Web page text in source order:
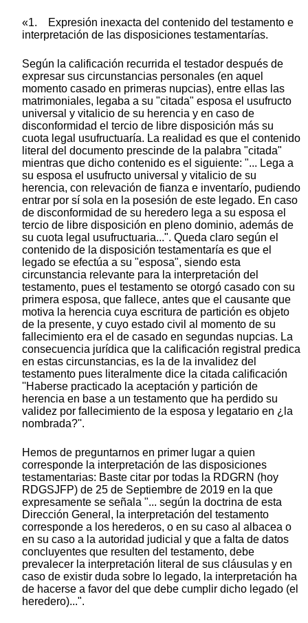
«1. Expresión inexacta del contenido del testamento e
interpretación de las disposiciones testamentarías.
Según la calificación recurrida el testador después de
expresar sus circunstancias personales (en aquel
momento casado en primeras nupcias), entre ellas las
matrimoniales, legaba a su "citada" esposa el usufructo
universal y vitalicio de su herencia y en caso de
disconformidad el tercio de libre disposición más su
cuota legal usufructuaría. La realidad es que el contenido
literal del documento prescinde de la palabra "citada"
mientras que dicho contenido es el siguiente: "... Lega a
su esposa el usufructo universal y vitalicio de su
herencia, con relevación de fianza e inventarío, pudiendo
entrar por sí sola en la posesión de este legado. En caso
de disconformidad de su heredero lega a su esposa el
tercio de libre disposición en pleno dominio, además de
su cuota legal usufructuaria...". Queda claro según el
contenido de la disposición testamentaría es que el
legado se efectúa a su "esposa", siendo esta
circunstancia relevante para la interpretación del
testamento, pues el testamento se otorgó casado con su
primera esposa, que fallece, antes que el causante que
motiva la herencia cuya escritura de partición es objeto
de la presente, y cuyo estado civil al momento de su
fallecimiento era el de casado en segundas nupcias. La
consecuencia jurídica que la calificación registral predica
en estas circunstancias, es la de la invalidez del
testamento pues literalmente dice la citada calificación
''Haberse practicado la aceptación y partición de
herencia en base a un testamento que ha perdido su
validez por fallecimiento de la esposa y legatario en ¿la
nombrada?''.
Hemos de preguntarnos en primer lugar a quien
corresponde la interpretación de las disposiciones
testamentarias: Baste citar por todas la RDGRN (hoy
RDGSJFP) de 25 de Septiembre de 2019 en la que
expresamente se señala "... según la doctrina de esta
Dirección General, la interpretación del testamento
corresponde a los herederos, o en su caso al albacea o
en su caso a la autoridad judicial y que a falta de datos
concluyentes que resulten del testamento, debe
prevalecer la interpretación literal de sus cláusulas y en
caso de existir duda sobre lo legado, la interpretación ha
de hacerse a favor del que debe cumplir dicho legado (el
heredero)...".